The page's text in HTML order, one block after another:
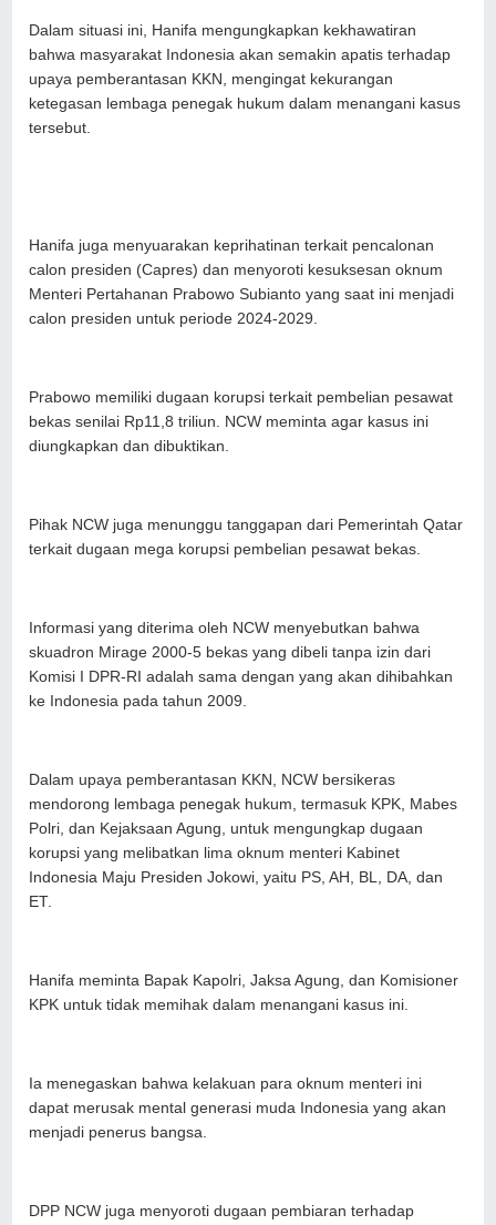
Dalam situasi ini, Hanifa mengungkapkan kekhawatiran
bahwa masyarakat Indonesia akan semakin apatis terhadap
upaya pemberantasan KKN, mengingat kekurangan
ketegasan lembaga penegak hukum dalam menangani kasus
tersebut.
Hanifa juga menyuarakan keprihatinan terkait pencalonan
calon presiden (Capres) dan menyoroti kesuksesan oknum
Menteri Pertahanan Prabowo Subianto yang saat ini menjadi
calon presiden untuk periode 2024-2029.
Prabowo memiliki dugaan korupsi terkait pembelian pesawat
bekas senilai Rp11,8 triliun. NCW meminta agar kasus ini
diungkapkan dan dibuktikan.
Pihak NCW juga menunggu tanggapan dari Pemerintah Qatar
terkait dugaan mega korupsi pembelian pesawat bekas.
Informasi yang diterima oleh NCW menyebutkan bahwa
skuadron Mirage 2000-5 bekas yang dibeli tanpa izin dari
Komisi I DPR-RI adalah sama dengan yang akan dihibahkan
ke Indonesia pada tahun 2009.
Dalam upaya pemberantasan KKN, NCW bersikeras
mendorong lembaga penegak hukum, termasuk KPK, Mabes
Polri, dan Kejaksaan Agung, untuk mengungkap dugaan
korupsi yang melibatkan lima oknum menteri Kabinet
Indonesia Maju Presiden Jokowi, yaitu PS, AH, BL, DA, dan
ET.
Hanifa meminta Bapak Kapolri, Jaksa Agung, dan Komisioner
KPK untuk tidak memihak dalam menangani kasus ini.
Ia menegaskan bahwa kelakuan para oknum menteri ini
dapat merusak mental generasi muda Indonesia yang akan
menjadi penerus bangsa.
DPP NCW juga menyoroti dugaan pembiaran terhadap